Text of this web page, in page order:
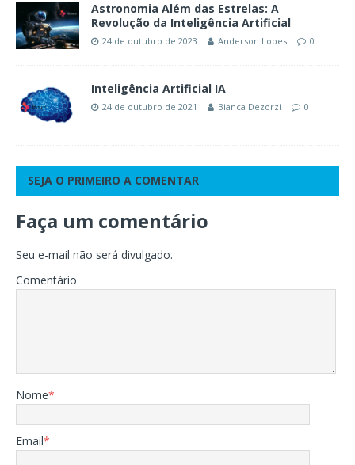
Astronomia Além das Estrelas: A
Revolução da Inteligência Artificial
24 de outubro de 2023 Anderson Lopes 0
Inteligência Artificial IA
24 de outubro de 2021 Bianca Dezorzi 0
SEJA O PRIMEIRO A COMENTAR
Faça um comentário
Seu e-mail não será divulgado.
Comentário
Nome*
Email*